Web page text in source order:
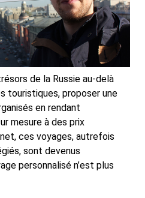
de la Russie au-delà
touristiques, proposer une
en rendant
mesure à des prix
ces voyages, autrefois
sont devenus
personnalisé n’est plus